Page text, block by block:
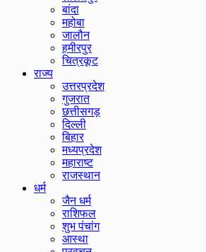
बांदा
महोबा
जालौन
हमीरपुर
चित्रकूट
राज्य
उत्तरप्रदेश
गुजरात
छत्तीसगड़
दिल्ली
बिहार
मध्यप्रदेश
महाराष्ट
राजस्थान
धर्म
जैन धर्म
राशिफल
शुभ पंचांग
आस्था